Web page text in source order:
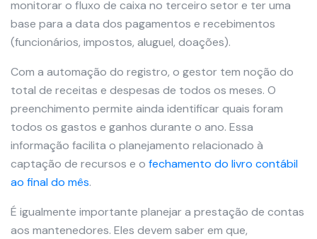
monitorar o fluxo de caixa no terceiro setor e ter uma
base para a data dos pagamentos e recebimentos
(funcionários, impostos, aluguel, doações).
Com a automação do registro, o gestor tem noção do
total de receitas e despesas de todos os meses. O
preenchimento permite ainda identificar quais foram
todos os gastos e ganhos durante o ano. Essa
informação facilita o planejamento relacionado à
captação de recursos e o fechamento do livro contábil
ao final do mês.
É igualmente importante planejar a prestação de contas
aos mantenedores. Eles devem saber em que,